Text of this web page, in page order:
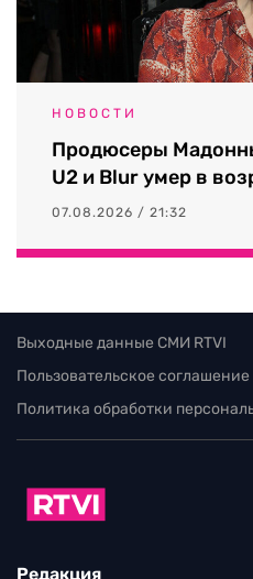
НОВОСТИ
Продюсеры
U2 и Blur умер в
07.08.2026 / 21:32
Выходные данные СМИ RTVI
Пользовательское соглашение
Политика обработки
Редакция